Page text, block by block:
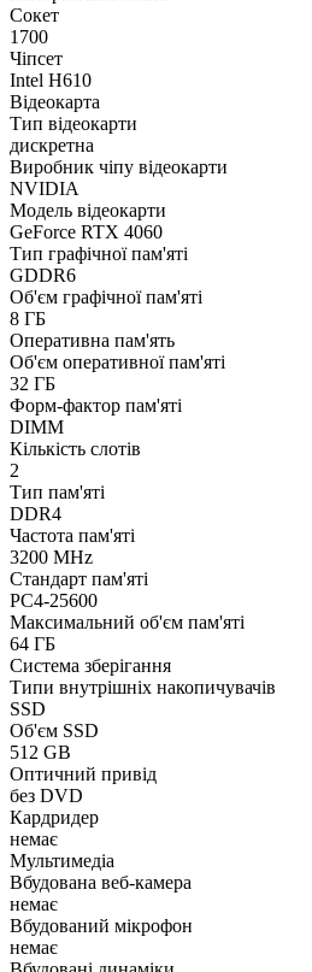
Сокет
1700
Чіпсет
Intel H610
Відеокарта
Тип відеокарти
дискретна
Виробник чіпу відеокарти
NVIDIA
Модель відеокарти
GeForce RTX 4060
Тип графічної пам'яті
GDDR6
Об'єм графічної пам'яті
8 ГБ
Оперативна пам'ять
Об'єм оперативної пам'яті
32 ГБ
Форм-фактор пам'яті
DIMM
Кількість слотів
2
Тип пам'яті
DDR4
Частота пам'яті
3200 MHz
Стандарт пам'яті
PC4-25600
Максимальний об'єм пам'яті
64 ГБ
Система зберігання
Типи внутрішніх накопичувачів
SSD
Об'єм SSD
512 GB
Оптичний привід
без DVD
Кардридер
немає
Мультимедіа
Вбудована веб-камера
немає
Вбудований мікрофон
немає